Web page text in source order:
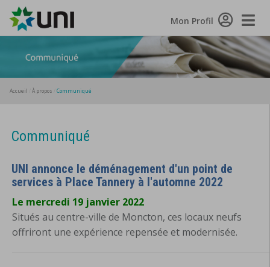
Toggle
Mon Profil
Accueil À propos Communiqué
Communiqué
UNI annonce le déménagement d'un point de
services à Place Tannery à l'automne 2022
Le mercredi 19 janvier 2022
Situés au centre-ville de Moncton, ces locaux neufs
offriront une expérience repensée et modernisée.